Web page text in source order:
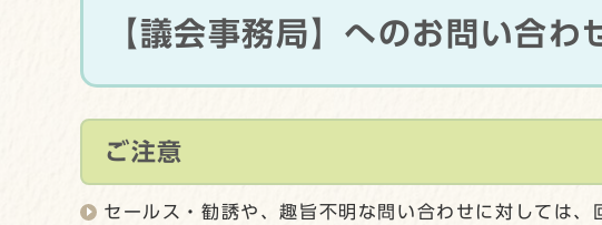
【議会事務局】へのお問い合わ
ご注意
セールス・勧誘や、趣旨不明な問い合わせに対しては、